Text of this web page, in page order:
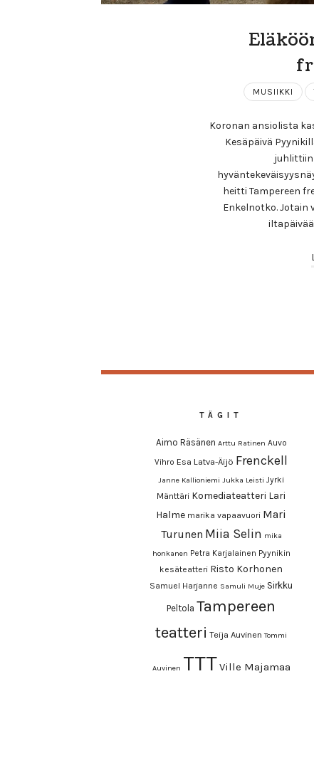
MUSIIKKI
Koronan ansiolista
Kesäpäivä
juhlittiin
heitti Tampereen
Enkelnotko.
TÄGIT
Aimo Räsänen Arttu Ratinen Auvo
Vihro Esa Latva-Äijö Frenckell
Janne Kallioniemi Jukka Leisti Jyrki
Mänttäri Komediateatteri Lari
Halme marika vapaavuori Mari
Turunen Miia Selin mika
honkanen Petra Karjalainen Pyynikin
kesäteatteri Risto Korhonen
Samuel Harjanne Samuli Muje Sirkku
Peltola Tampereen
teatteri Teija Auvinen Tommi
Auvinen TTTVille Majamaa